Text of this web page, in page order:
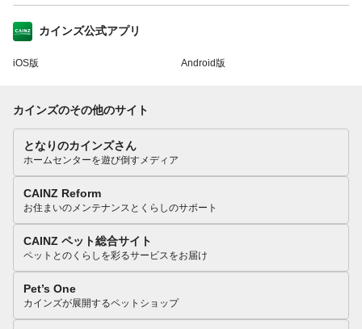
カインズ公式アプリ
iOS版 Android版
カインズのその他のサイト
となりのカインズさん
ホームセンターを遊び倒すメディア
CAINZ Reform
お住まいのメンテナンスとくらしのサポート
CAINZ ペット総合サイト
ペットとのくらしを彩るサービスをお届け
Pet’s One
カインズが展開するペットショップ